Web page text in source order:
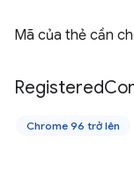
Mã của thẻ cần
Registered
Chrome 96 trở lên